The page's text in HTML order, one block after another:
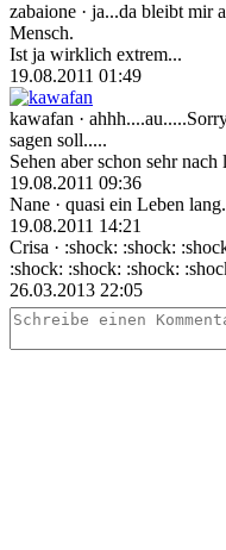
zabaione · ja...da bleibt mir
Mensch.
Ist ja wirklich extrem...
19.08.2011 01:49
kawafan ·
sagen soll.....
Sehen aber schon sehr
19.08.2011 09:36
Nane · quasi ein Leben
19.08.2011 14:21
Crisa · :shock: :shock:
:shock: :shock: :shock:
26.03.2013 22:05